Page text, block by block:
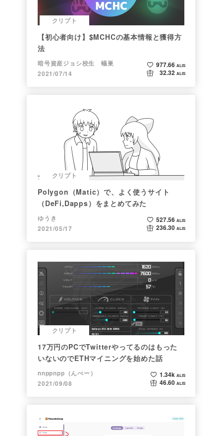
クリプト
【初心者向け】$MCHCの基本情報と獲得方
法
暗号資産ジョシ校生 蟻巣
2021/07/14
977.66 ALIS
32.32 ALIS
クリプト
Polygon（Matic）で、よく使うサイト
（DeFi,Dapps）をまとめてみた
ゆうき
2021/05/17
527.56 ALIS
236.30 ALIS
クリプト
17万円のPCでTwitterやってるのはもった
いないのでETHマイニングを始めた話
nnppnpp（んぺー）
2021/09/08
1.34k ALIS
46.60 ALIS